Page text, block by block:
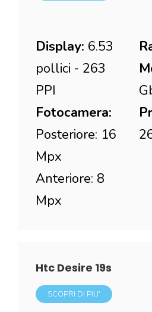
Display: 6.53
pollici - 263
PPI
Fotocamera:
Posteriore: 16
Mpx
Anteriore: 8
Mpx
Htc Desire 19s
SCOPRI DI PIU'